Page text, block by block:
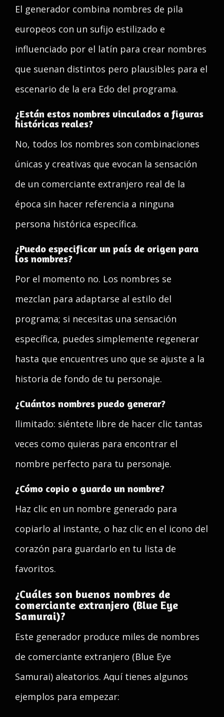
El generador combina nombres de pila
europeos con un sufijo estilizado e
influenciado por el latín para crear nombres
que suenan distintos pero plausibles para el
escenario de la era Edo del programa.
¿Están estos nombres vinculados a figuras
históricas reales?
No, todos los nombres son combinaciones
únicas y creativas que evocan la sensación
de un comerciante extranjero real de la
época sin hacer referencia a ninguna
persona histórica específica.
¿Puedo especificar un país de origen para
los nombres?
Por el momento no. Los nombres se
mezclan para adaptarse al estilo del
programa; si necesitas una sensación
específica, puedes simplemente regenerar
hasta que encuentres uno que se ajuste a la
historia de fondo de tu personaje.
¿Cuántos nombres puedo generar?
Ilimitado: siéntete libre de hacer clic tantas
veces como quieras para encontrar el
nombre perfecto para tu personaje.
¿Cómo copio o guardo un nombre?
Haz clic en un nombre generado para
copiarlo al instante, o haz clic en el icono del
corazón para guardarlo en tu lista de
favoritos.
¿Cuáles son buenos nombres de
comerciante extranjero (Blue Eye
Samurai)?
Este generador produce miles de nombres
de comerciante extranjero (Blue Eye
Samurai) aleatorios. Aquí tienes algunos
ejemplos para empezar: